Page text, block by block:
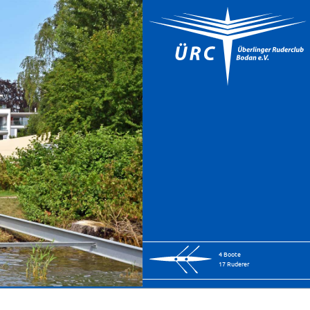
4 Boote
17 Ruderer